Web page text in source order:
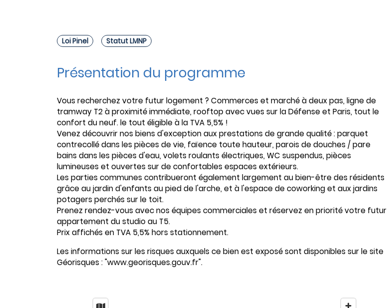
Loi Pinel Statut LMNP
Présentation du programme
Vous recherchez votre futur logement ? Commerces et marché à deux pas, ligne de
tramway T2 à proximité immédiate, rooftop avec vues sur la Défense et Paris, tout le
confort du neuf. le tout éligible à la TVA 5,5% !
Venez découvrir nos biens d'exception aux prestations de grande qualité : parquet
contrecollé dans les pièces de vie, faïence toute hauteur, parois de douches / pare
bains dans les pièces d'eau, volets roulants électriques, WC suspendus, pièces
lumineuses et ouvertes sur de confortables espaces extérieurs.
Les parties communes contribueront également largement au bien-être des résidents
grâce au jardin d'enfants au pied de l'arche, et à l'espace de coworking et aux jardins
potagers perchés sur le toit.
Prenez rendez-vous avec nos équipes commerciales et réservez en priorité votre futur
appartement du studio au T5.
Prix affichés en TVA 5,5% hors stationnement.
Les informations sur les risques auxquels ce bien est exposé sont disponibles sur le site
Géorisques : "www.georisques.gouv.fr".